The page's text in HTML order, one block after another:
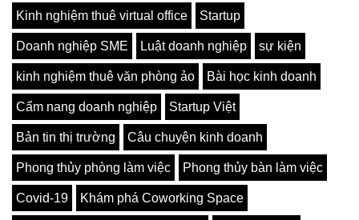
Kinh nghiệm thuê virtual office Startup
Doanh nghiệp SME Luật doanh nghiệp sự kiện
kinh nghiệm thuê văn phòng ảo Bài học kinh doanh
Cẩm nang doanh nghiệp Startup Việt
Bản tin thị trường Câu chuyện kinh doanh
Phong thủy phòng làm việc Phong thủy bàn làm việc
Covid-19 Khám phá Coworking Space